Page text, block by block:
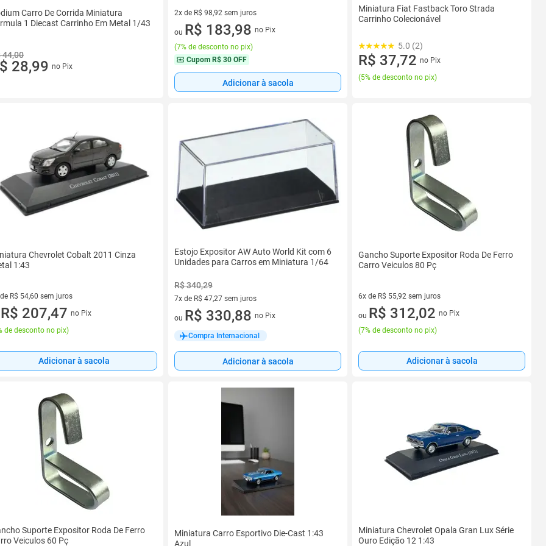
Carro De Corrida Miniatura
1 Diecast Carrinho Em Metal 1/43
44,00
28,99 no Pix
2x de R$ 98,92 sem juros
2 vez de R$ 98,92 sem juros
ou R$ 183,98 no Pix
(7% de desconto no pix)
Cupom R$ 30 OFF
Adicionar à sacola
Miniatura Fiat Fastback Toro Strada
Carrinho Colecionável
5.0 (2)
R$ 37,72 no Pix
(5% de desconto no pix)
Chevrolet Cobalt 2011 Cinza
1:43
R$ 54,60 sem juros
de R$ 54,60 sem juros
R$ 207,47 no Pix
de desconto no pix)
Adicionar à sacola
Estojo Expositor AW Auto World Kit com 6
Unidades para Carros em Miniatura 1/64
R$ 340,29
7x de R$ 47,27 sem juros
7 vez de R$ 47,27 sem juros
ou R$ 330,88 no Pix
Compra Internacional
Adicionar à sacola
Gancho Suporte Expositor Roda De Ferro
Carro Veiculos 80 Pç
6x de R$ 55,92 sem juros
6 vez de R$ 55,92 sem juros
ou R$ 312,02 no Pix
(7% de desconto no pix)
Adicionar à sacola
Suporte Expositor Roda De Ferro
Veiculos 60 Pç
Miniatura Carro Esportivo Die-Cast 1:43
Azul
Miniatura Chevrolet Opala Gran Lux Série
Ouro Edição 12 1:43